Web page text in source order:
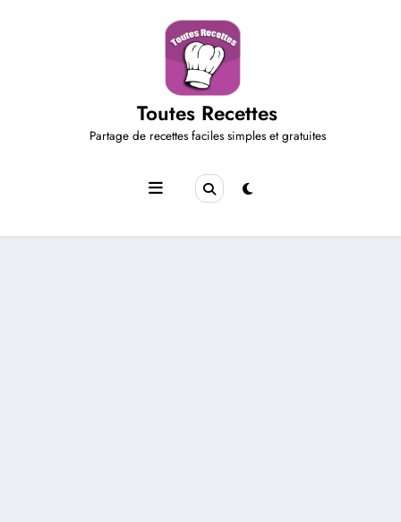
Toutes Recettes
Partage de recettes faciles simples et gratuites